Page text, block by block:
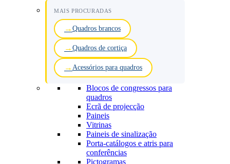
MAIS PROCURADAS
Quadros brancos
Quadros de cortiça
Acessórios para quadros
Blocos de congressos para
quadros
Ecrã de projecção
Paineis
Vitrinas
Paineis de sinalização
Porta-catálogos e atris para
conferências
Pictogramas